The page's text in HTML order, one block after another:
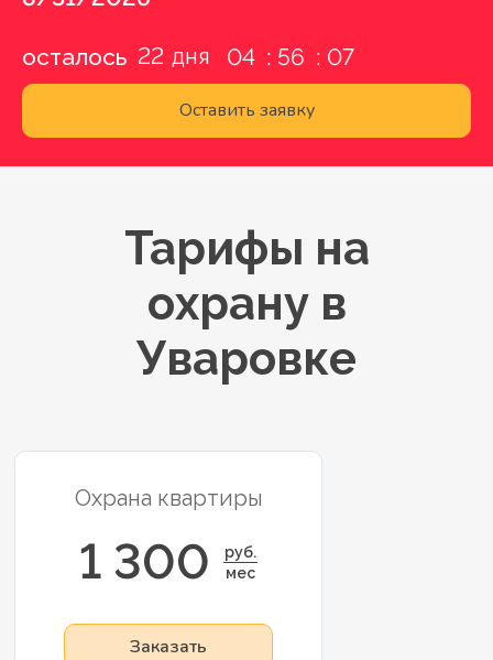
осталось 22 04 56 06
Оставить заявку
Тарифы на
охрану в
Уваровке
Охрана квартиры
1 300
руб.
мес
Заказать